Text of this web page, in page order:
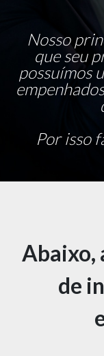
Nosso
que seu
possuímos
Por isso
Abaixo,
de